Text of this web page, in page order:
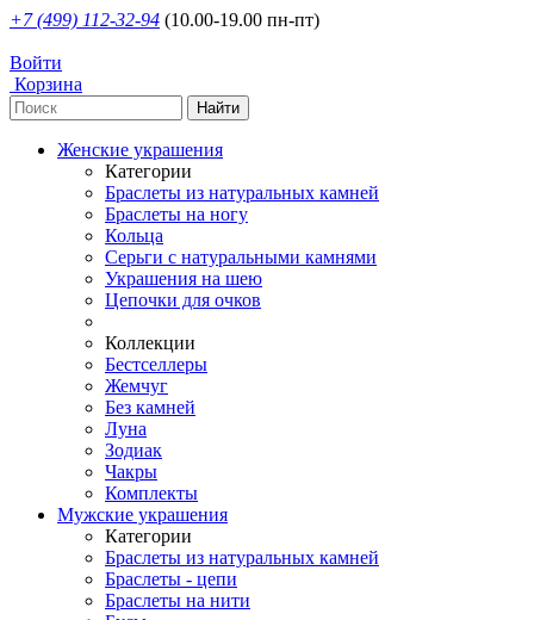
+7 (499) 112-32-94 (10.00-19.00 пн-пт)
Войти
Корзина
Женские украшения
Категории
Браслеты из натуральных камней
Браслеты на ногу
Кольца
Серьги с натуральными камнями
Украшения на шею
Цепочки для очков
Коллекции
Бестселлеры
Жемчуг
Без камней
Луна
Зодиак
Чакры
Комплекты
Мужские украшения
Категории
Браслеты из натуральных камней
Браслеты - цепи
Браслеты на нити